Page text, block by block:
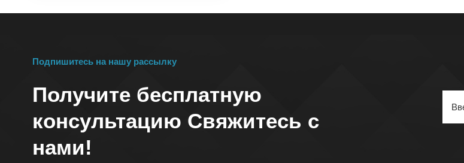
для термопары
Подпишитесь на нашу рассылку
Получите бесплатную
консультацию Свяжитесь с
нами!